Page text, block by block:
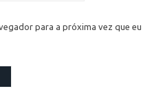
para a próxima vez que eu